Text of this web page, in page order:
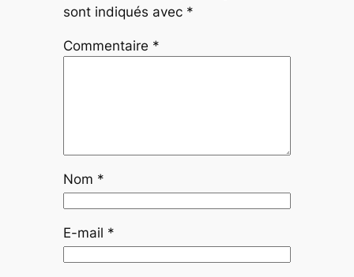
sont indiqués avec *
Commentaire *
Nom *
E-mail *